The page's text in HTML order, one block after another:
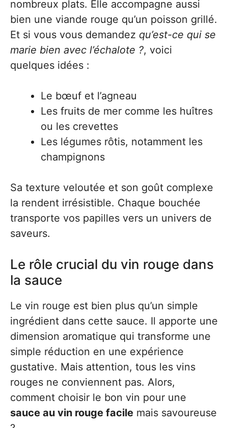
nombreux plats. Elle accompagne aussi
bien une viande rouge qu’un poisson grillé.
Et si vous vous demandez qu’est-ce qui se
marie bien avec l’échalote ?, voici
quelques idées :
Le bœuf et l’agneau
Les fruits de mer comme les huîtres
ou les crevettes
Les légumes rôtis, notamment les
champignons
Sa texture veloutée et son goût complexe
la rendent irrésistible. Chaque bouchée
transporte vos papilles vers un univers de
saveurs.
Le rôle crucial du vin rouge dans
la sauce
Le vin rouge est bien plus qu’un simple
ingrédient dans cette sauce. Il apporte une
dimension aromatique qui transforme une
simple réduction en une expérience
gustative. Mais attention, tous les vins
rouges ne conviennent pas. Alors,
comment choisir le bon vin pour une
sauce au vin rouge facile mais savoureuse